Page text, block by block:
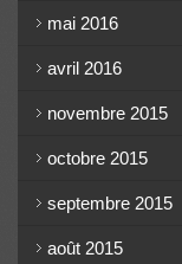
mai 2016
avril 2016
novembre 2015
octobre 2015
septembre 2015
août 2015